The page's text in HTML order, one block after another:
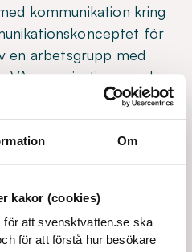
Om
kakor (cookies)
att svensktvatten.se ska
för att förstå hur besökare
kommunikation kring
för
en arbetsgrupp med
VA-organisationer och
Materialet har
från bland annat Svenskt
Vatten: